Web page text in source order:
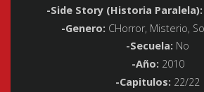
-Side Story (Historia Paralela):
-Genero: CHorror, Misterio,
-Secuela: No
-Año: 2010
-Capitulos: 22/22